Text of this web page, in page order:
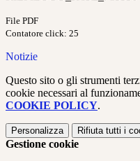
File PDF
Contatore click: 25
Notizie
Questo sito o gli strumenti
cookie necessari al
COOKIE POLICY.
Personalizza Rifiuta tutti i
Gestione cookie